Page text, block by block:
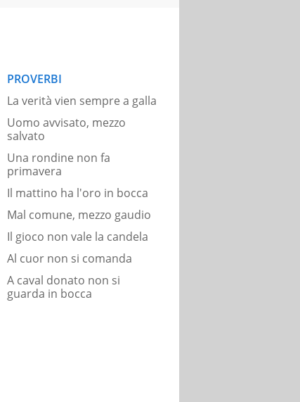
PROVERBI
La verità vien sempre a galla
Uomo avvisato, mezzo
salvato
Una rondine non fa
primavera
Il mattino ha l'oro in bocca
Mal comune, mezzo gaudio
Il gioco non vale la candela
Al cuor non si comanda
A caval donato non si
guarda in bocca